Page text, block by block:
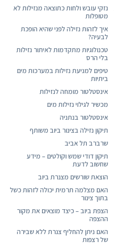
נזקי עובש ולחות כתוצאה מנזילות לא
מטופלות
איך לזהות נזילה לפני שהיא הופכת
לבעיה?
טכנולוגיות מתקדמות לאיתור נזילות
בלי הרס
טיפים למניעת נזילות במערכות מים
ביתיות
אינסטלטור מומחה לנזילות
מכשיר לגילוי נזילות מים
אינסטלטור בנתניה
תיקון נזילה בצינור ביוב משותף
שרברב תל אביב
תיקון דודי שמש וקולטים – מידע
שחשוב לדעת
הוצאת שורשים מצנרת ביוב
האם מצלמה תרמית יכולה לזהות כשל
בתוך צינור
הצפת ביוב – כיצד מוצאים את מקור
ההצפה
האם ניתן להחליף צנרת ללא שבירה
של רצפות